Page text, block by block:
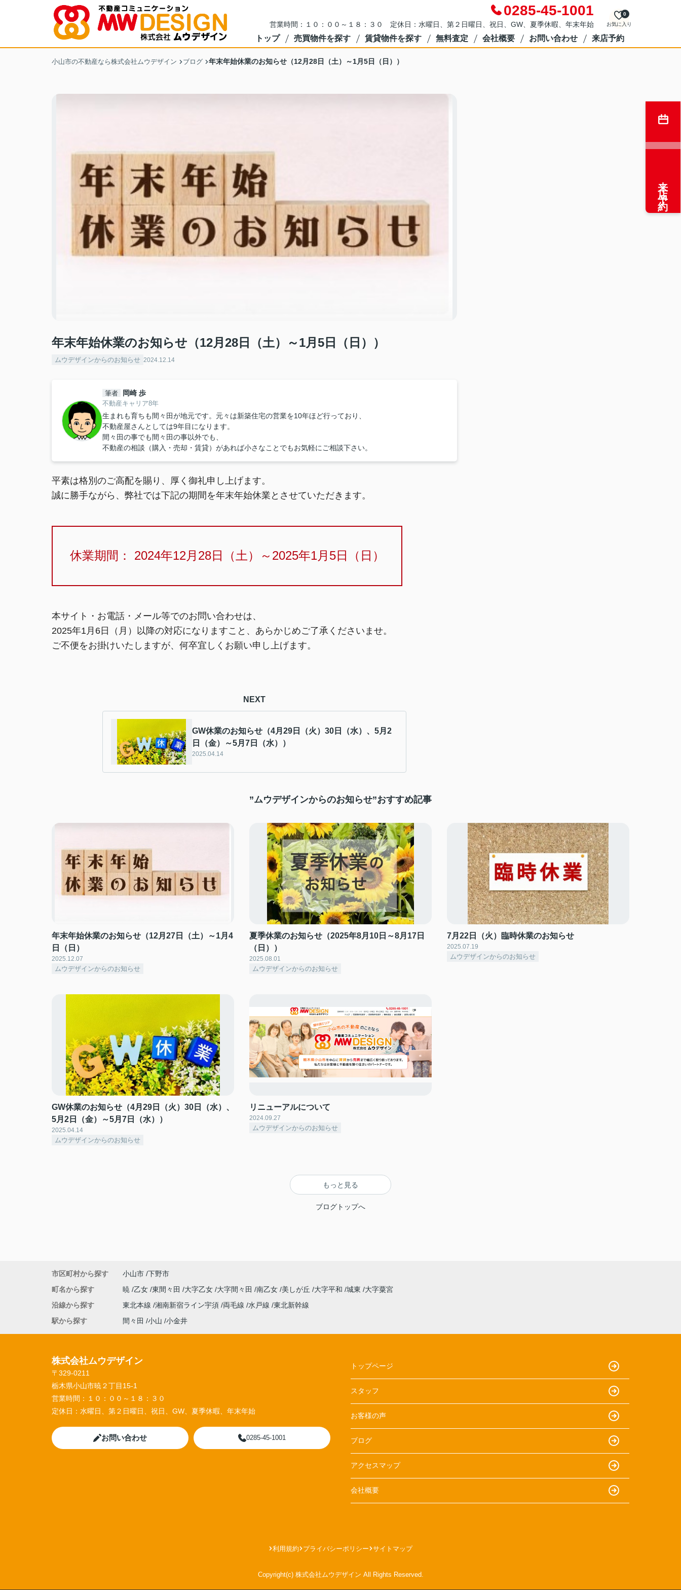
0285-45-1001
営業時間：１０：００～１８：３０ 定休日：水曜日、第２日曜日、祝日、GW、夏季休暇、年末年始 お気に入り
0
トップ 売買物件を探す 賃貸物件を探す 無料査定 会社概要 お問い合わせ 来店予約
小山市の不動産なら株式会社ムウデザイン ブログ 年末年始休業のお知らせ（12月28日（土）～1月5日（日））
年末年始休業のお知らせ（12月28日（土）～1月5日（日））
ムウデザインからのお知らせ 2024.12.14
筆者 岡崎 歩
不動産キャリア8年
生まれも育ちも間々田が地元です。元々は新築住宅の営業を10年ほど行っており、
不動産屋さんとしては9年目になります。
間々田の事でも間々田の事以外でも、
不動産の相談（購入・売却・賃貸）があれば小さなことでもお気軽にご相談下さい。
平素は格別のご高配を賜り、厚く御礼申し上げます。
誠に勝手ながら、弊社では下記の期間を年末年始休業とさせていただきます。
休業期間： 2024年12月28日（土）～2025年1月5日（日）
本サイト・お電話・メール等でのお問い合わせは、
2025年1月6日（月）以降の対応になりますこと、あらかじめご了承くださいませ。
ご不便をお掛けいたしますが、何卒宜しくお願い申し上げます。
NEXT
GW休業のお知らせ（4月29日（火）30日（水）、5月2
日（金）～5月7日（水））
2025.04.14
”ムウデザインからのお知らせ”おすすめ記事
年末年始休業のお知らせ（12月27日（土）～1月4
日（日）
2025.12.07
ムウデザインからのお知らせ
夏季休業のお知らせ（2025年8月10日～8月17日
（日））
2025.08.01
ムウデザインからのお知らせ
7月22日（火）臨時休業のお知らせ
2025.07.19
ムウデザインからのお知らせ
GW休業のお知らせ（4月29日（火）30日（水）、
5月2日（金）～5月7日（水））
2025.04.14
ムウデザインからのお知らせ
リニューアルについて
2024.09.27
ムウデザインからのお知らせ
もっと見る
ブログトップへ
来店予約
市区町村から探す 小山市 下野市
町名から探す
暁 乙女 東間々田 大字乙女 大字間々田 南乙女 美しが丘 大字平和 城東
大字粟宮
沿線から探す
東北本線 湘南新宿ライン宇須 両毛線 水戸線 東北新幹線
駅から探す
間々田 小山 小金井
株式会社ムウデザイン
〒329-0211
栃木県小山市暁２丁目15-1
営業時間： １０：００～１８：３０
定休日： 水曜日、第２日曜日、祝日、GW、夏季休暇、年末年始
お問い合わせ 0285-45-1001
トップページ
スタッフ
お客様の声
ブログ
アクセスマップ
会社概要
利用規約 プライバシーポリシー サイトマップ
Copyright(c) 株式会社ムウデザイン All Rights Reserved.